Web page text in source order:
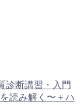
診断講習・入門
読み解く〜＋ハ